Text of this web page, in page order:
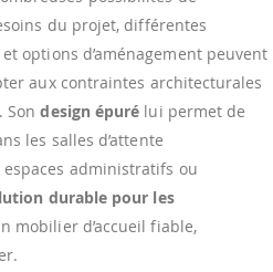
du projet, différentes
options d’aménagement peuvent
aux contraintes architecturales
Sondesign épuré lui permet de
les salles d’attente
administratifs ou
durable pour les
mobilier d’accueil fiable,